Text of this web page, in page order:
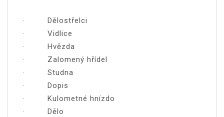
· Dělostřelci
· Vidlice
· Hvězda
· Zalomený hřídel
· Studna
· Dopis
· Kulometné hnízdo
· Dělo